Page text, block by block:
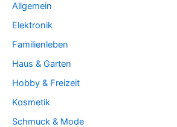
Allgemein
Elektronik
Familienleben
Haus & Garten
Hobby & Freizeit
Kosmetik
Schmuck & Mode